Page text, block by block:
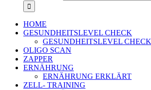
HOME
GESUNDHEITSLEVEL CHECK
GESUNDHEITSLEVEL
OLIGO SCAN
ZAPPER
ERNÄHRUNG
ERNÄHRUNG ERKLÄRT
ZELL- TRAINING